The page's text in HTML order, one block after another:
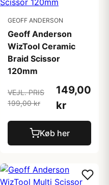
GEOFF ANDERSON
Geoff Anderson
WizTool Ceramic
Braid Scissor
120mm
VEJL. PRIS
199,00 kr
149,00
kr
Køb her